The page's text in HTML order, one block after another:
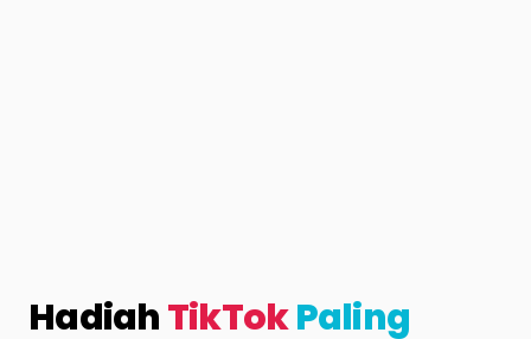
HadiahTikTokPaling